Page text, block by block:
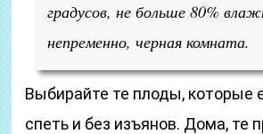
градусов, не больше 80%
непременно, черная комната.
Выбирайте те плоды, которые
спеть и без изъянов. Дома, те